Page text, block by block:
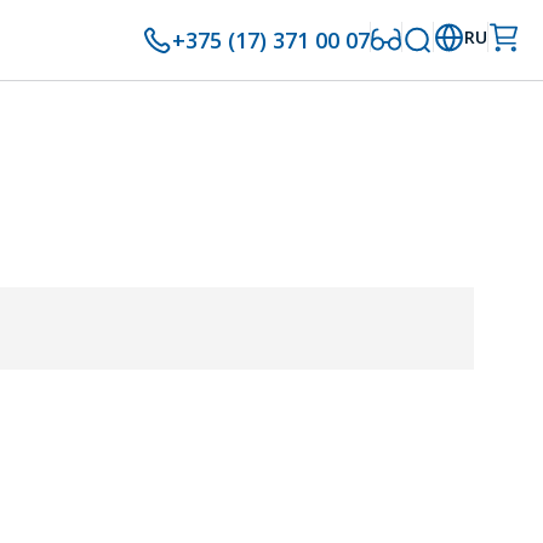
+375 (17) 371 00 07 RU